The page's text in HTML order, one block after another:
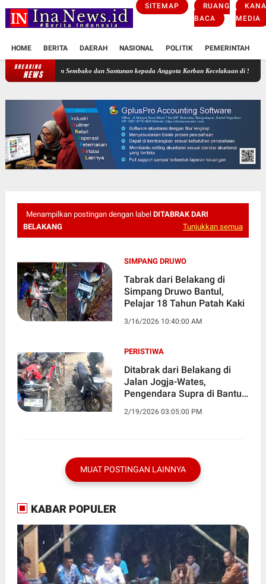
SITEMAP
RUANG
BACA
MEDIA
HOME BERITA DAERAH NASIONAL POLITIK PEMERINTAH
BREAKING
NEWS
Sembako dan Santunan kepada Anggota Korban Kecelakaan di Sleman
Menampilkan postingan dengan label DITABRAK DARI
BELAKANG
Tunjukkan semua
SIMPANG DRUWO
Tabrak dari Belakang di
Simpang Druwo Bantul,
Pelajar 18 Tahun Patah Kaki
3/16/2026 10:40:00 AM
PERISTIWA
Ditabrak dari Belakang di
Jalan Jogja-Wates,
Pengendara Supra di Bantul
2/19/2026 03:05:00 PM
MUAT POSTINGAN LAINNYA
KABAR POPULER